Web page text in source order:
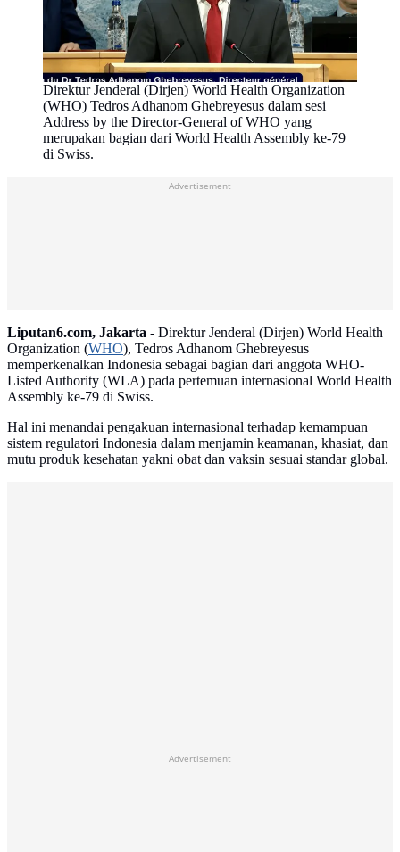
Direktur Jenderal (Dirjen) World Health Organization
(WHO) Tedros Adhanom Ghebreyesus dalam sesi
Address by the Director-General of WHO yang
merupakan bagian dari World Health Assembly ke-79
di Swiss.
Advertisement
Liputan6.com, Jakarta - Direktur Jenderal (Dirjen) World Health
Organization (WHO), Tedros Adhanom Ghebreyesus
memperkenalkan Indonesia sebagai bagian dari anggota WHO-
Listed Authority (WLA) pada pertemuan internasional World Health
Assembly ke-79 di Swiss.
Hal ini menandai pengakuan internasional terhadap kemampuan
sistem regulatori Indonesia dalam menjamin keamanan, khasiat, dan
mutu produk kesehatan yakni obat dan vaksin sesuai standar global.
Advertisement